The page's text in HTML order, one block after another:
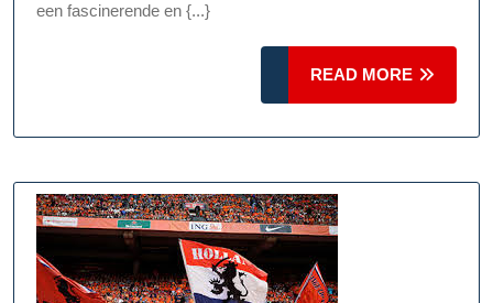
Pinhole
Fotografie:
Een
Reis
een fascinerende en {...}
READ MORE
MORE